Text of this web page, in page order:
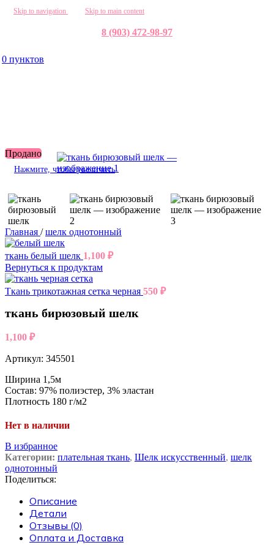
Skip to navigation Skip to main content
8 (903) 472-98-97
0 пунктов
Продано
Нажмите, чтобы увеличить
Главная / шелк однотонный
ткань белый шелк 1,100 ₽
Вернуться к продуктам
Ткань трикотажная сетка черная 550 ₽
ткань бирюзовый шелк
1,100 ₽
Артикул: 345501
Ширина 1,5м
Состав: 97% полиэстер, 3% эластан
Плотность 180 г/м2
Нет в наличии
В избранное
Категории: плательная ткань, Шелк искусственный, шелк
однотонный
Поделиться:
Описание
Детали
Отзывы (0)
Оплата и Доставка